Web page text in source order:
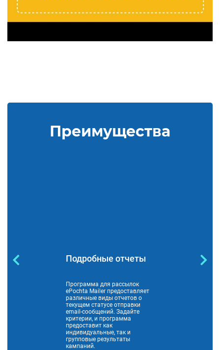
Преимущества
Подробные отчеты
Программа для рассылок
ePochta Mailer предоставляет
различные виды отчетов о
текущем статусе отправки
email-сообщений. Задайте
критерии, и программа
предоставит как
индивидуальные, так и
групповые результаты
кампаний.